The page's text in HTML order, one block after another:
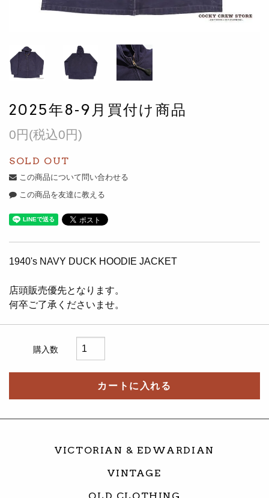
2025年8-9月買付け商品
0円(税込0円)
SOLD OUT
この商品について問い合わせる
この商品を友達に教える
1940's NAVY DUCK HOODIE JACKET
店頭販売優先となります。
何卒ご了承くださいませ。
購入数
カートに入れる
VICTORIAN & EDWARDIAN
VINTAGE